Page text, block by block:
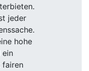
jeder
hohe
ein
fairen